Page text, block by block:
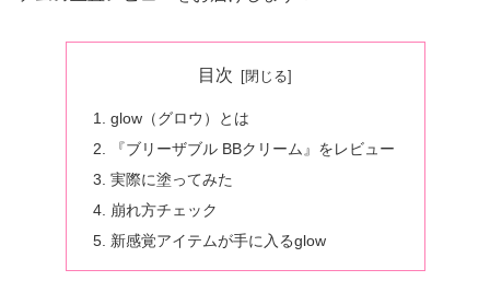
目次
glow（グロウ）とは
『ブリーザブル BBクリーム』をレビュー
実際に塗ってみた
崩れ方チェック
新感覚アイテムが手に入るglow